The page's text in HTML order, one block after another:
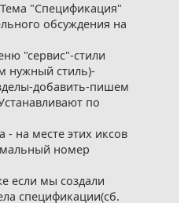
"Спецификация"
обсуждения на
"сервис"-стили
нужный стиль)-
добавить-пишем
по
- на месте этих иксов
номер
если мы создали
спецификации(сб.